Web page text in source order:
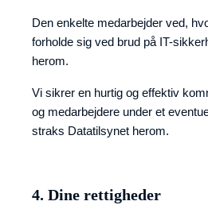
Den enkelte medarbejder ved,
forholde sig ved brud på IT-
herom.
Vi sikrer en hurtig og effektiv
og medarbejdere under et
straks Datatilsynet herom.
4. Dine rettigheder